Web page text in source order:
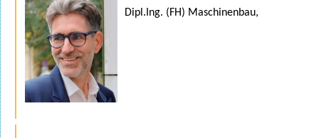
Dipl.Ing. (FH) Maschinenbau,